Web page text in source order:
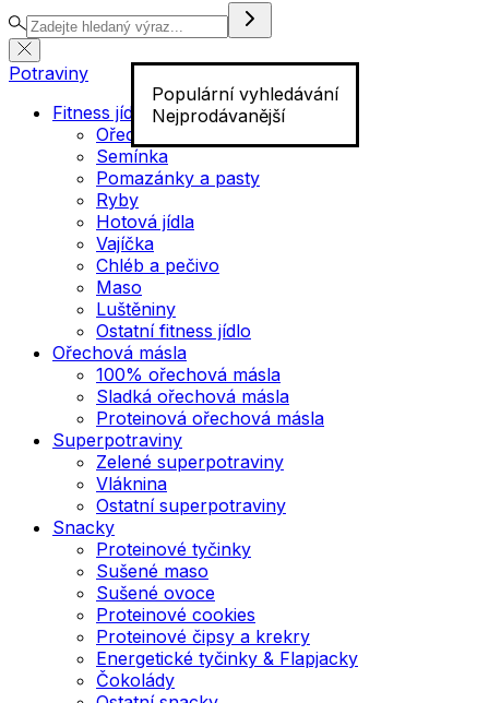
Populární vyhledávání
Nejprodávanější
Potraviny
Fitness jídlo
Ořechy
Semínka
Pomazánky a pasty
Ryby
Hotová jídla
Vajíčka
Chléb a pečivo
Maso
Luštěniny
Ostatní fitness jídlo
Ořechová másla
100% ořechová másla
Sladká ořechová másla
Proteinová ořechová másla
Superpotraviny
Zelené superpotraviny
Vláknina
Ostatní superpotraviny
Snacky
Proteinové tyčinky
Sušené maso
Sušené ovoce
Proteinové cookies
Proteinové čipsy a krekry
Energetické tyčinky & Flapjacky
Čokolády